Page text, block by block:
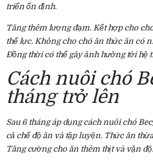
triển ổn định.
Tăng thêm lượng đạm. Kết hợp cho
thể lực. Không cho chó ăn thức ăn có
Đồng thời có thể gây ảnh hưởng tới hệ
Cách nuôi chó
tháng trở lên
Sau 6 tháng áp dụng cách nuôi chó
cả chế độ ăn và tập luyện. Thức ăn
Tăng cường cho ăn thêm thịt và vận